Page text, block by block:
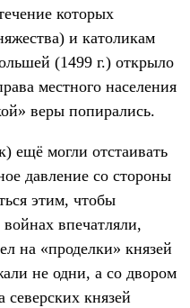
которых
и католикам
(1499 г.) открыло
местного населения
веры попирались.
ещё могли отстаивать
давление со стороны
этим, чтобы
впечатляли,
на «проделки» князей
не одни, а со двором
князей